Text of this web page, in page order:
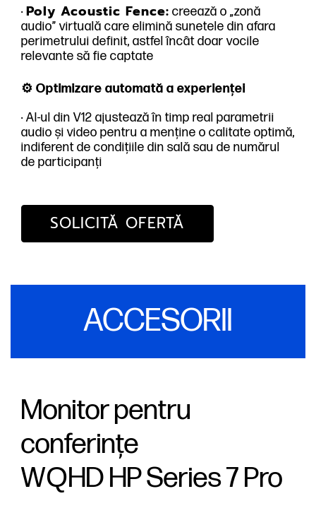
· Poly Acoustic Fence: creează o „zonă
audio” virtuală care elimină sunetele din afara
perimetrului definit, astfel încât doar vocile
relevante să fie captate
⚙️ Optimizare automată a experienței
· AI-ul din V12 ajustează în timp real parametrii
audio și video pentru a menține o calitate optimă,
indiferent de condițiile din sală sau de numărul
de participanți
SOLICITĂ OFERTĂ
ACCESORII
Monitor pentru
conferințe
WQHD HP Series 7 Pro